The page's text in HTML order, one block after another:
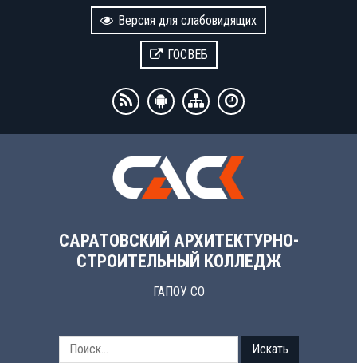
Версия для слабовидящих
ГОСВЕБ
САРАТОВСКИЙ АРХИТЕКТУРНО-
СТРОИТЕЛЬНЫЙ КОЛЛЕДЖ
ГАПОУ СО
Искать